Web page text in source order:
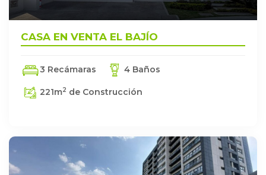
CASA EN VENTA EL BAJÍO
3 Recámaras 4 Baños
221m2 de Construcción